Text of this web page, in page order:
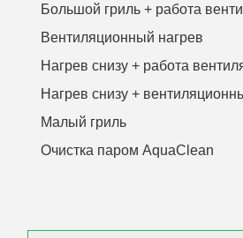
Большой гриль + работа
Вентиляционный нагрев
Нагрев снизу + работа
Нагрев снизу +
Малый гриль
Очистка паром AquaClean